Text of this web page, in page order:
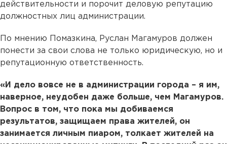
действительности и порочит деловую репутацию
должностных лиц администрации.
По мнению Помазкина, Руслан Магамуров должен
понести за свои слова не только юридическую, но и
репутационную ответственность.
«И дело вовсе не в администрации города – я им,
наверное, неудобен даже больше, чем Магамуров.
Вопрос в том, что пока мы добиваемся
результатов, защищаем права жителей, он
занимается личным пиаром, толкает жителей на